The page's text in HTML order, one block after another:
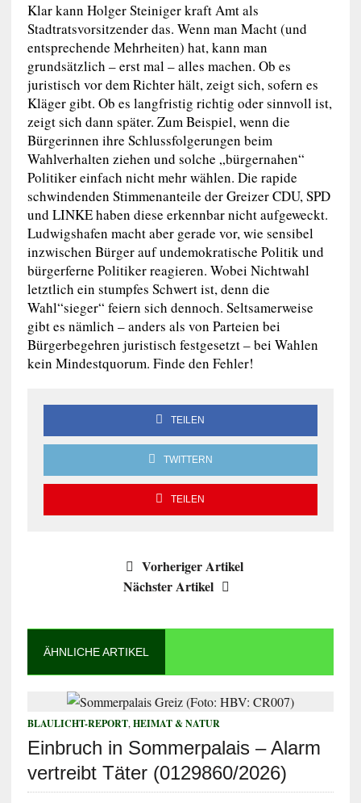
Klar kann Holger Steiniger kraft Amt als
Stadtratsvorsitzender das. Wenn man Macht (und
entsprechende Mehrheiten) hat, kann man
grundsätzlich – erst mal – alles machen. Ob es
juristisch vor dem Richter hält, zeigt sich, sofern es
Kläger gibt. Ob es langfristig richtig oder sinnvoll ist,
zeigt sich dann später. Zum Beispiel, wenn die
Bürgerinnen ihre Schlussfolgerungen beim
Wahlverhalten ziehen und solche „bürgernahen“
Politiker einfach nicht mehr wählen. Die rapide
schwindenden Stimmenanteile der Greizer CDU, SPD
und LINKE haben diese erkennbar nicht aufgeweckt.
Ludwigshafen macht aber gerade vor, wie sensibel
inzwischen Bürger auf undemokratische Politik und
bürgerferne Politiker reagieren. Wobei Nichtwahl
letztlich ein stumpfes Schwert ist, denn die
Wahl“sieger“ feiern sich dennoch. Seltsamerweise
gibt es nämlich – anders als von Parteien bei
Bürgerbegehren juristisch festgesetzt – bei Wahlen
kein Mindestquorum. Finde den Fehler!
TEILEN
TWITTERN
TEILEN
Vorheriger Artikel
Nächster Artikel
ÄHNLICHE ARTIKEL
BLAULICHT-REPORT, HEIMAT & NATUR
Einbruch in Sommerpalais – Alarm
vertreibt Täter (0129860/2026)